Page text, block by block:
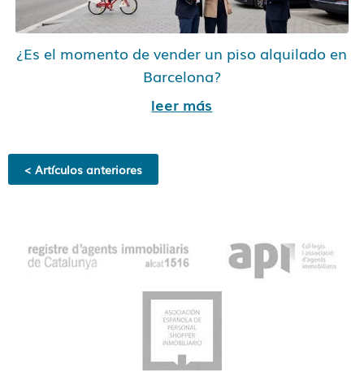
¿Es el momento de vender un piso alquilado en
Barcelona?
leer más
< Artículos anteriores